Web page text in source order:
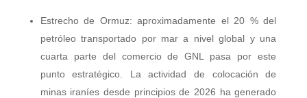
Estrecho de Ormuz: aproximadamente el 20 % del
petróleo transportado por mar a nivel global y una
cuarta parte del comercio de GNL pasa por este
punto estratégico. La actividad de colocación de
minas iraníes desde principios de 2026 ha generado